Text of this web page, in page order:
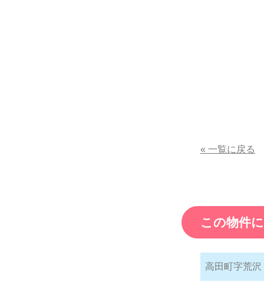
« 一覧に戻る
この物件
高田町字荒沢